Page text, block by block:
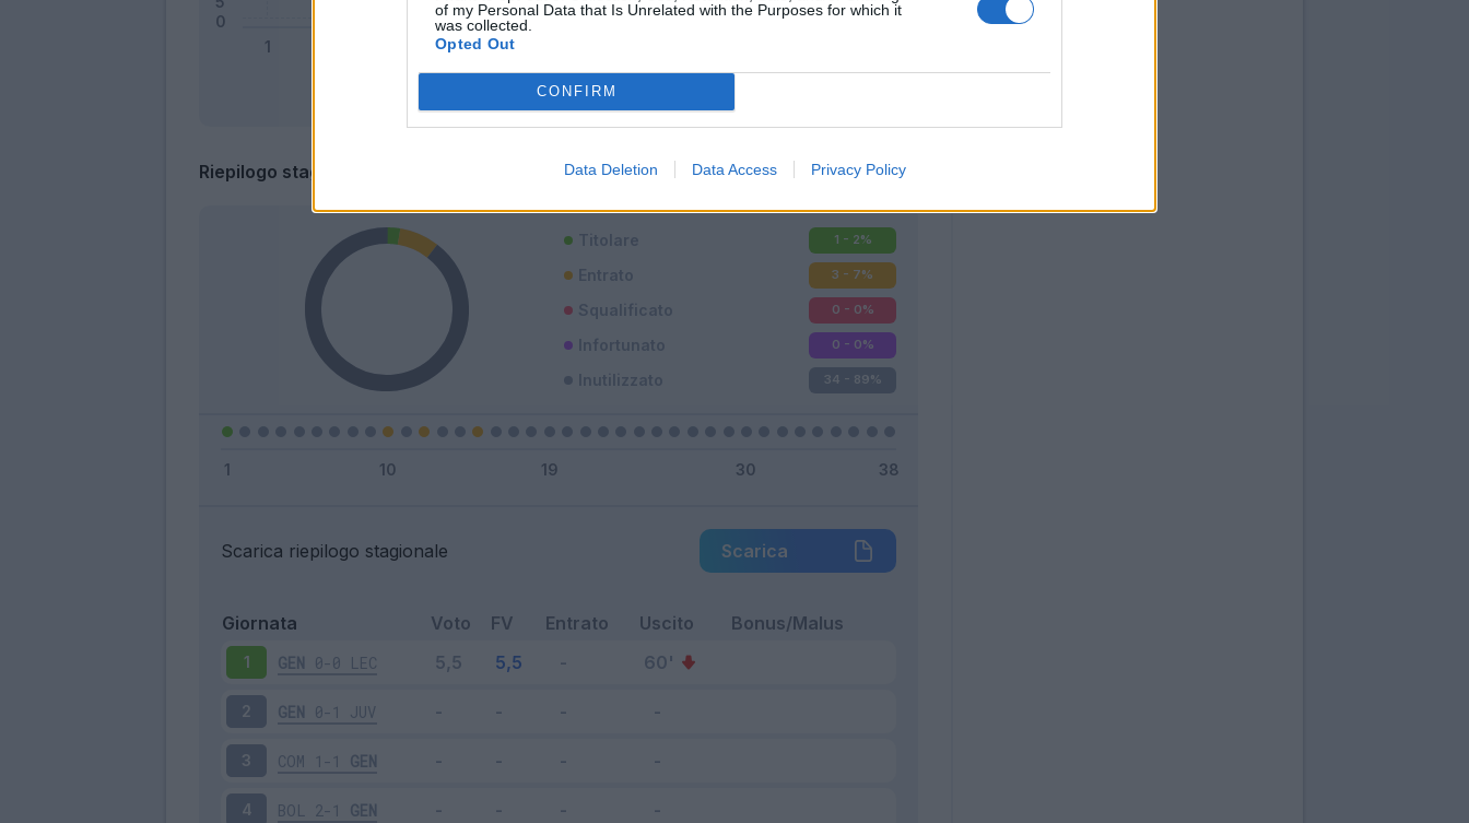
of my Personal Data that Is Unrelated with the Purposes for which it
was collected.
Opted Out
CONFIRM
Data Deletion Data Access Privacy Policy
Classic
Riepilogo stagione
Titolare 1 - 2%
Entrato 3 - 7%
Squalificato 0 - 0%
Infortunato 0 - 0%
Inutilizzato 34 - 89%
Scarica riepilogo stagionale Scarica
Giornata Voto FV Entrato Uscito Bonus/Malus
1 GEN 0-0 LEC
2 GEN 0-1 JUV
3 COM 1-1 GEN
4 BOL 2-1 GEN